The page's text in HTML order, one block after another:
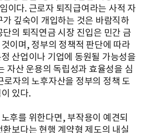
이다. 근로자 퇴직급여라는 사적 자
가 깊숙이 개입하는 것은 바람직하
의 퇴직연금 시장 진입은 민간 금
이며, 정부의 정책적 판단에 따라
산업이나 기업에 동원될 가능성을
자산 운용의 독립성과 효율성을 심
로자의 노후자산을 정부의 정책 도
있다.
후를 위한다면, 부작용이 예견되
보다는 현행 계약형 제도의 내실